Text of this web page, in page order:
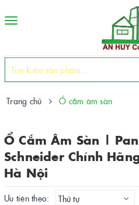
Toggle
Trang chủ Ổ cắm âm sàn
Ổ Cắm Âm Sàn |
Schneider Chính
Hà Nội
Ưu tiên theo: Thứ tự